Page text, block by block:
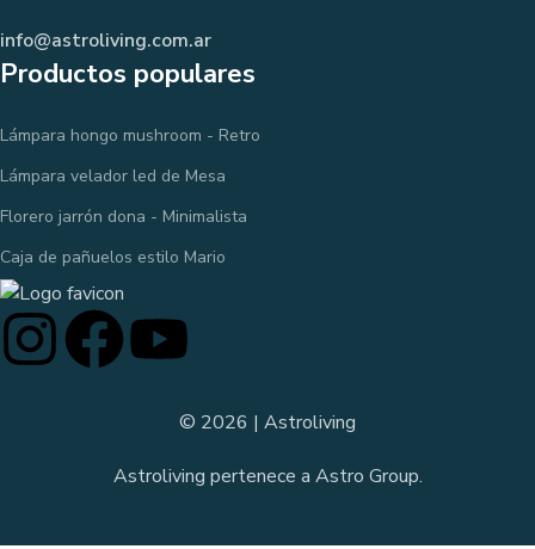
info@astroliving.com.ar
Productos populares
Lámpara hongo mushroom - Retro
Lámpara velador led de Mesa
Florero jarrón dona - Minimalista
Caja de pañuelos estilo Mario
© 2026 | Astroliving
Astroliving pertenece a Astro Group.